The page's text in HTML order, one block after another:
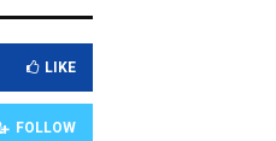
LIKE
FOLLOW